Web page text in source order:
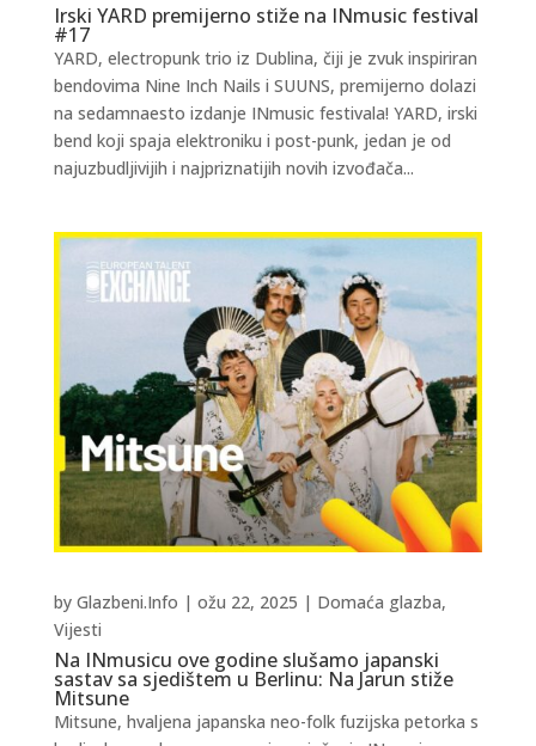
Irski YARD premijerno stiže na INmusic festival
#17
YARD, electropunk trio iz Dublina, čiji je zvuk inspiriran
bendovima Nine Inch Nails i SUUNS, premijerno dolazi
na sedamnaesto izdanje INmusic festivala! YARD, irski
bend koji spaja elektroniku i post-punk, jedan je od
najuzbudljivijih i najpriznatijih novih izvođača...
Na INmusicu ove godine slušamo japanski
sastav sa sjedištem u Berlinu: Na Jarun stiže
Mitsune
by Glazbeni.Info | ožu 22, 2025 | Domaća glazba,
Vijesti
Mitsune, hvaljena japanska neo-folk fuzijska petorka s